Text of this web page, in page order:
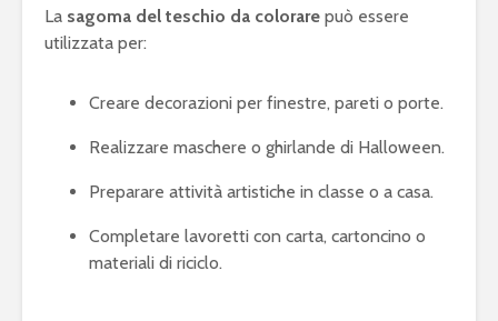
La sagoma del teschio da colorare può essere
utilizzata per:
Creare decorazioni per finestre, pareti o porte.
Realizzare maschere o ghirlande di Halloween.
Preparare attività artistiche in classe o a casa.
Completare lavoretti con carta, cartoncino o
materiali di riciclo.